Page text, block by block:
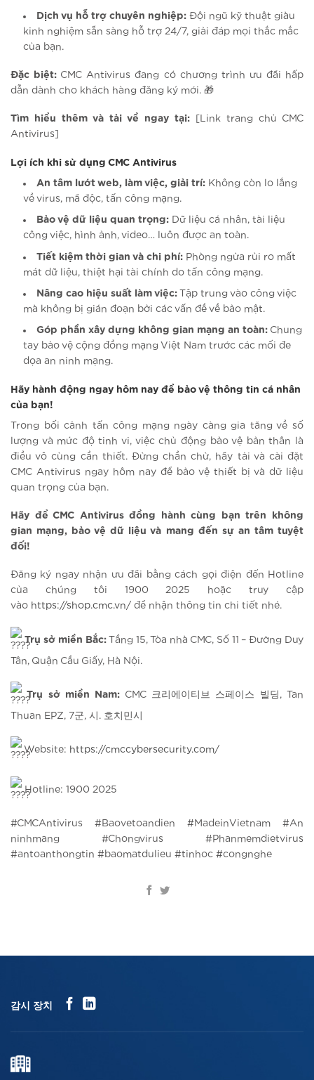
Dịch vụ hỗ trợ chuyên nghiệp: Đội ngũ kỹ thuật giàu
kinh nghiệm sẵn sàng hỗ trợ 24/7, giải đáp mọi thắc mắc
của bạn.
Đặc biệt: CMC Antivirus đang có chương trình ưu đãi hấp
dẫn dành cho khách hàng đăng ký mới. 🎁
Tìm hiểu thêm và tải về ngay tại: [Link trang chủ CMC
Antivirus]
Lợi ích khi sử dụng CMC Antivirus
An tâm lướt web, làm việc, giải trí: Không còn lo lắng
về virus, mã độc, tấn công mạng.
Bảo vệ dữ liệu quan trọng: Dữ liệu cá nhân, tài liệu
công việc, hình ảnh, video… luôn được an toàn.
Tiết kiệm thời gian và chi phí: Phòng ngừa rủi ro mất
mát dữ liệu, thiệt hại tài chính do tấn công mạng.
Nâng cao hiệu suất làm việc: Tập trung vào công việc
mà không bị gián đoạn bởi các vấn đề về bảo mật.
Góp phần xây dựng không gian mạng an toàn: Chung
tay bảo vệ cộng đồng mạng Việt Nam trước các mối đe
dọa an ninh mạng.
Hãy hành động ngay hôm nay để bảo vệ thông tin cá nhân
của bạn!
Trong bối cảnh tấn công mạng ngày càng gia tăng về số
lượng và mức độ tinh vi, việc chủ động bảo vệ bản thân là
điều vô cùng cần thiết. Đừng chần chừ, hãy tải và cài đặt
CMC Antivirus ngay hôm nay để bảo vệ thiết bị và dữ liệu
quan trọng của bạn.
Hãy để CMC Antivirus đồng hành cùng bạn trên không
gian mạng, bảo vệ dữ liệu và mang đến sự an tâm tuyệt
đối!
Đăng ký ngay nhận ưu đãi bằng cách gọi điện đến Hotline
của chúng tôi 1900 2025 hoặc truy cập
vào https://shop.cmc.vn/ để nhận thông tin chi tiết nhé.
Trụ sở miền Bắc: Tầng 15, Tòa nhà CMC, Số 11 – Đường Duy
Tân, Quận Cầu Giấy, Hà Nội.
Trụ sở miền Nam: CMC 크리에이티브 스페이스 빌딩, Tan
Thuan EPZ, 7군, 시. 호치민시
Website: https://cmccybersecurity.com/
Hotline: 1900 2025
#CMCAntivirus #Baovetoandien #MadeinVietnam #An
ninhmang #Chongvirus #Phanmemdietvirus
#antoanthongtin #baomatdulieu #tinhoc #congnghe
감시 장치